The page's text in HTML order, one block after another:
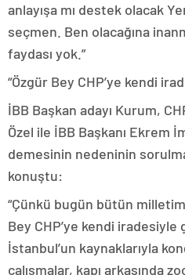
anlayışa mı destek olacak
seçmen. Ben olacağına
faydası yok.”
“Özgür Bey CHP’ye kendi
İBB Başkan adayı Kurum,
Özel ile İBB Başkanı Ekrem
demesinin nedeninin
konuştu:
“Çünkü bugün bütün
Bey CHP’ye kendi
İstanbul’un kaynaklarıyla
çalışmalar, kapı arkasında